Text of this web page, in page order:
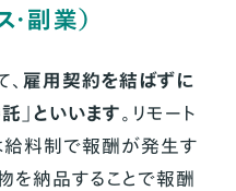
副業）
雇用契約を結ばずに
」といいます。リモート
給料制で報酬が発生す
を納品することで報酬